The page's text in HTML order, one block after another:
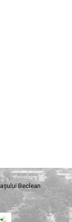
Beclean